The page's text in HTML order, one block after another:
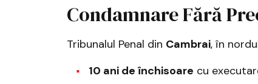
Condamnare Fără
Tribunalul Penal din Cambrai, în
10 ani de închisoare cu